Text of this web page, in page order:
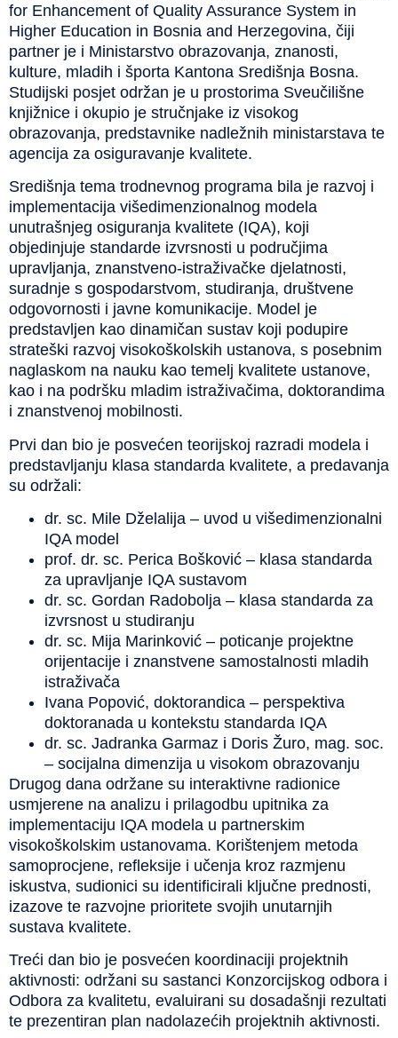
for Enhancement of Quality Assurance System in
Higher Education in Bosnia and Herzegovina, čiji
partner je i Ministarstvo obrazovanja, znanosti,
kulture, mladih i športa Kantona Središnja Bosna.
Studijski posjet održan je u prostorima Sveučilišne
knjižnice i okupio je stručnjake iz visokog
obrazovanja, predstavnike nadležnih ministarstava te
agencija za osiguravanje kvalitete.
Središnja tema trodnevnog programa bila je razvoj i
implementacija višedimenzionalnog modela
unutrašnjeg osiguranja kvalitete (IQA), koji
objedinjuje standarde izvrsnosti u područjima
upravljanja, znanstveno-istraživačke djelatnosti,
suradnje s gospodarstvom, studiranja, društvene
odgovornosti i javne komunikacije. Model je
predstavljen kao dinamičan sustav koji podupire
strateški razvoj visokoškolskih ustanova, s posebnim
naglaskom na nauku kao temelj kvalitete ustanove,
kao i na podršku mladim istraživačima, doktorandima
i znanstvenoj mobilnosti.
Prvi dan bio je posvećen teorijskoj razradi modela i
predstavljanju klasa standarda kvalitete, a predavanja
su održali:
dr. sc. Mile Dželalija – uvod u višedimenzionalni
IQA model
prof. dr. sc. Perica Bošković – klasa standarda
za upravljanje IQA sustavom
dr. sc. Gordan Radobolja – klasa standarda za
izvrsnost u studiranju
dr. sc. Mija Marinković – poticanje projektne
orijentacije i znanstvene samostalnosti mladih
istraživača
Ivana Popović, doktorandica – perspektiva
doktoranada u kontekstu standarda IQA
dr. sc. Jadranka Garmaz i Doris Žuro, mag. soc.
– socijalna dimenzija u visokom obrazovanju
Drugog dana održane su interaktivne radionice
usmjerene na analizu i prilagodbu upitnika za
implementaciju IQA modela u partnerskim
visokoškolskim ustanovama. Korištenjem metoda
samoprocjene, refleksije i učenja kroz razmjenu
iskustva, sudionici su identificirali ključne prednosti,
izazove te razvojne prioritete svojih unutarnjih
sustava kvalitete.
Treći dan bio je posvećen koordinaciji projektnih
aktivnosti: održani su sastanci Konzorcijskog odbora i
Odbora za kvalitetu, evaluirani su dosadašnji rezultati
te prezentiran plan nadolazećih projektnih aktivnosti.